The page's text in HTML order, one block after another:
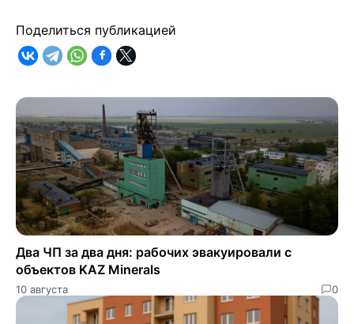
Поделиться публикацией
Два ЧП за два дня: рабочих эвакуировали с
объектов KAZ Minerals
10 августа 0